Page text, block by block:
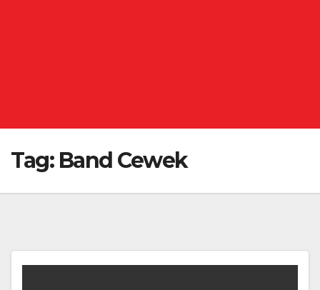
Tag: Band Cewek